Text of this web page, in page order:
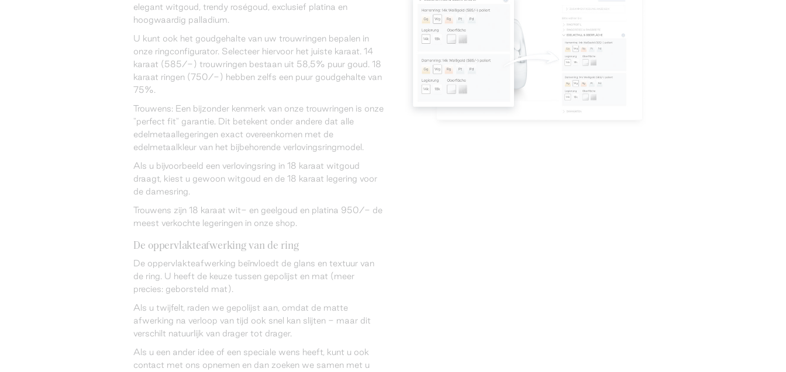
elegant witgoud, trendy roségoud, exclusief platina en
hoogwaardig palladium.
U kunt ook het goudgehalte van uw trouwringen bepalen in
onze ringconfigurator. Selecteer hiervoor het juiste karaat. 14
karaat (585/-) trouwringen bestaan uit 58,5% puur goud. 18
karaat ringen (750/-) hebben zelfs een puur goudgehalte van
75%.
Trouwens: Een bijzonder kenmerk van onze trouwringen is onze
"perfect fit" garantie. Dit betekent onder andere dat alle
edelmetaallegeringen exact overeenkomen met de
edelmetaalkleur van het bijbehorende verlovingsringmodel.
Als u bijvoorbeeld een verlovingsring in 18 karaat witgoud
draagt, kiest u gewoon witgoud en de 18 karaat legering voor
de damesring.
Trouwens zijn 18 karaat wit- en geelgoud en platina 950/- de
meest verkochte legeringen in onze shop.
De oppervlakteafwerking van de ring
De oppervlakteafwerking beïnvloedt de glans en textuur van
de ring. U heeft de keuze tussen gepolijst en mat (meer
precies: geborsteld mat).
Als u twijfelt, raden we gepolijst aan, omdat de matte
afwerking na verloop van tijd ook snel kan slijten - maar dit
verschilt natuurlijk van drager tot drager.
Als u een ander idee of een speciale wens heeft, kunt u ook
contact met ons opnemen en dan zoeken we samen met u